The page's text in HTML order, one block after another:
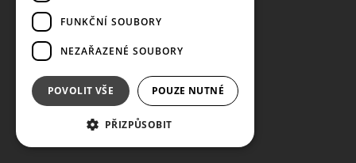
FUNKČNÍ SOUBORY
NEZAŘAZENÉ SOUBORY
POVOLIT VŠE POUZE NUTNÉ
PŘIZPŮSOBIT